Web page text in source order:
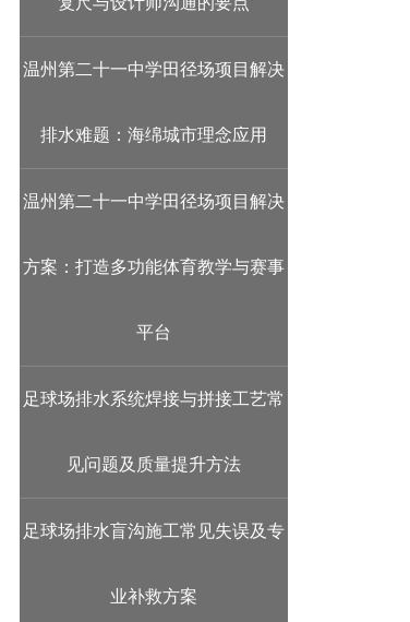
温州第二十一中学田径场项目解决
排水难题：海绵城市理念应用
温州第二十一中学田径场项目解决
方案：打造多功能体育教学与赛事
平台
足球场排水系统焊接与拼接工艺常
见问题及质量提升方法
足球场排水盲沟施工常见失误及专
业补救方案